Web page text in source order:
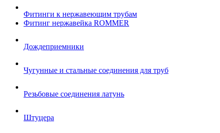
Фитинги к нержавеющим трубам
Фитинг нержавейка ROMMER
Дождеприемники
Чугунные и стальные соединения для труб
Резьбовые соединения латунь
Штуцера